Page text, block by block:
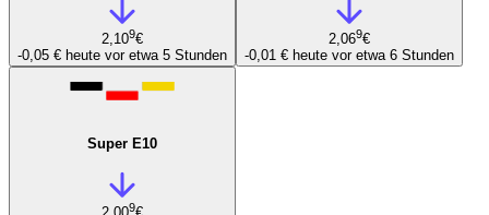
2,109€
-0,05 € heute vor etwa 5 Stunden
2,069€
-0,01 € heute vor etwa 6 Stunden
Super E10
9